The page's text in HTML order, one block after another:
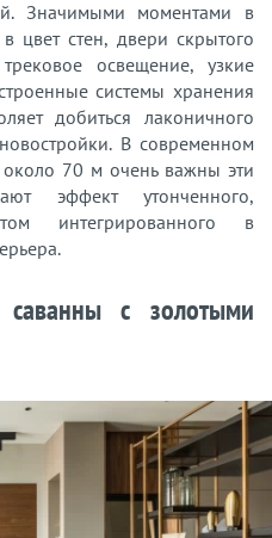
Значимыми моментами в
цвет стен, двери скрытого
освещение, узкие
системы хранения
добиться лаконичного
В современном
70 м очень важны эти
эффект утонченного,
интегрированного в
саванны с золотыми